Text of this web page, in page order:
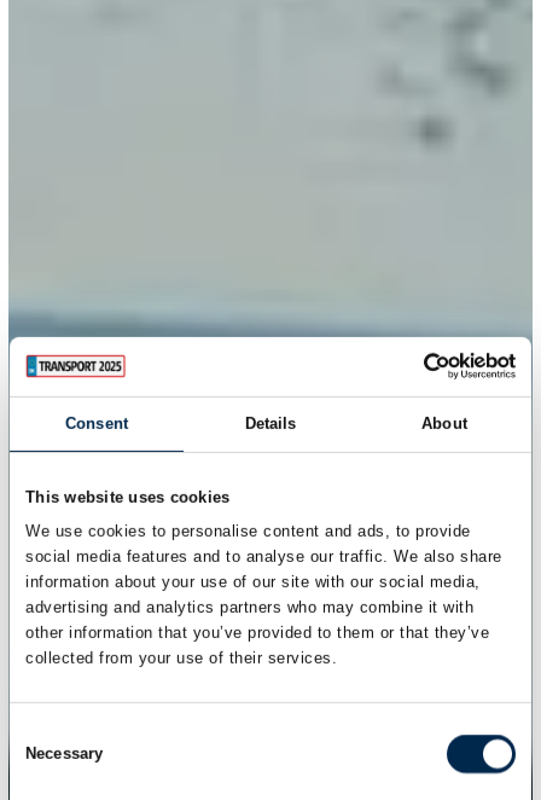
Consent Details About
This website uses cookies
We use cookies to personalise content and ads, to provide
social media features and to analyse our traffic. We also share
information about your use of our site with our social media,
advertising and analytics partners who may combine it with
other information that you’ve provided to them or that they’ve
collected from your use of their services.
Selection
Necessary